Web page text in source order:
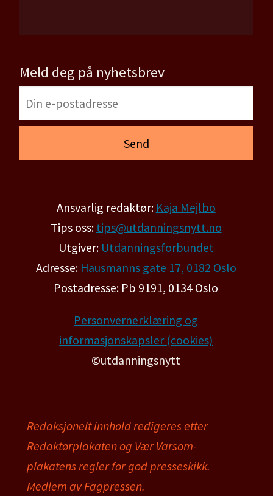
Meld deg på nyhetsbrev
Ansvarlig redaktør: Kaja Mejlbo
Tips oss: tips@utdanningsnytt.no
Utgiver: Utdanningsforbundet
Adresse: Hausmanns gate 17, 0182 Oslo
Postadresse: Pb 9191, 0134 Oslo
Personvernerklæring og
informasjonskapsler (cookies)
©utdanningsnytt
Redaksjonelt innhold redigeres etter
Redaktørplakaten og Vær Varsom-
plakatens regler for god presseskikk.
Medlem av Fagpressen.